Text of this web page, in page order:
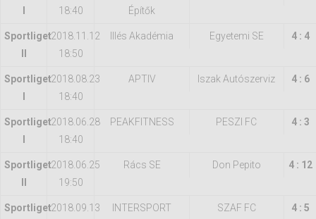
18:40
Építők
Sportliget2018.11.12
18:50
Illés Akadémia Egyetemi SE 4 : 4
Sportliget2018.08.23
18:40
APTIV Iszak Autószerviz 4 : 6
Sportliget2018.06.28
18:40
PEAKFITNESS PESZI FC 4 : 3
Sportliget2018.06.25
19:50
Rács SE Don Pepito 4 : 12
Sportliget2018.09.13
INTERSPORT
SZAF FC 4 : 5